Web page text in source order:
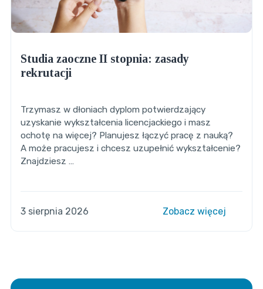
Studia zaoczne II stopnia: zasady
rekrutacji
Trzymasz w dłoniach dyplom potwierdzający
uzyskanie wykształcenia licencjackiego i masz
ochotę na więcej? Planujesz łączyć pracę z nauką?
A może pracujesz i chcesz uzupełnić wykształcenie?
Znajdziesz …
3 sierpnia 2026 Zobacz więcej